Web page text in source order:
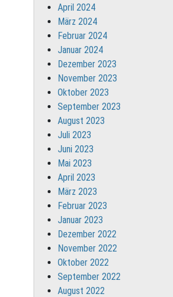
April 2024
März 2024
Februar 2024
Januar 2024
Dezember 2023
November 2023
Oktober 2023
September 2023
August 2023
Juli 2023
Juni 2023
Mai 2023
April 2023
März 2023
Februar 2023
Januar 2023
Dezember 2022
November 2022
Oktober 2022
September 2022
August 2022